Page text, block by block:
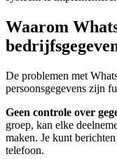
Waarom
De problemen met
persoonsgegevens zijn
Geen controle over
groep, kan elke
maken. Je kunt
telefoon.